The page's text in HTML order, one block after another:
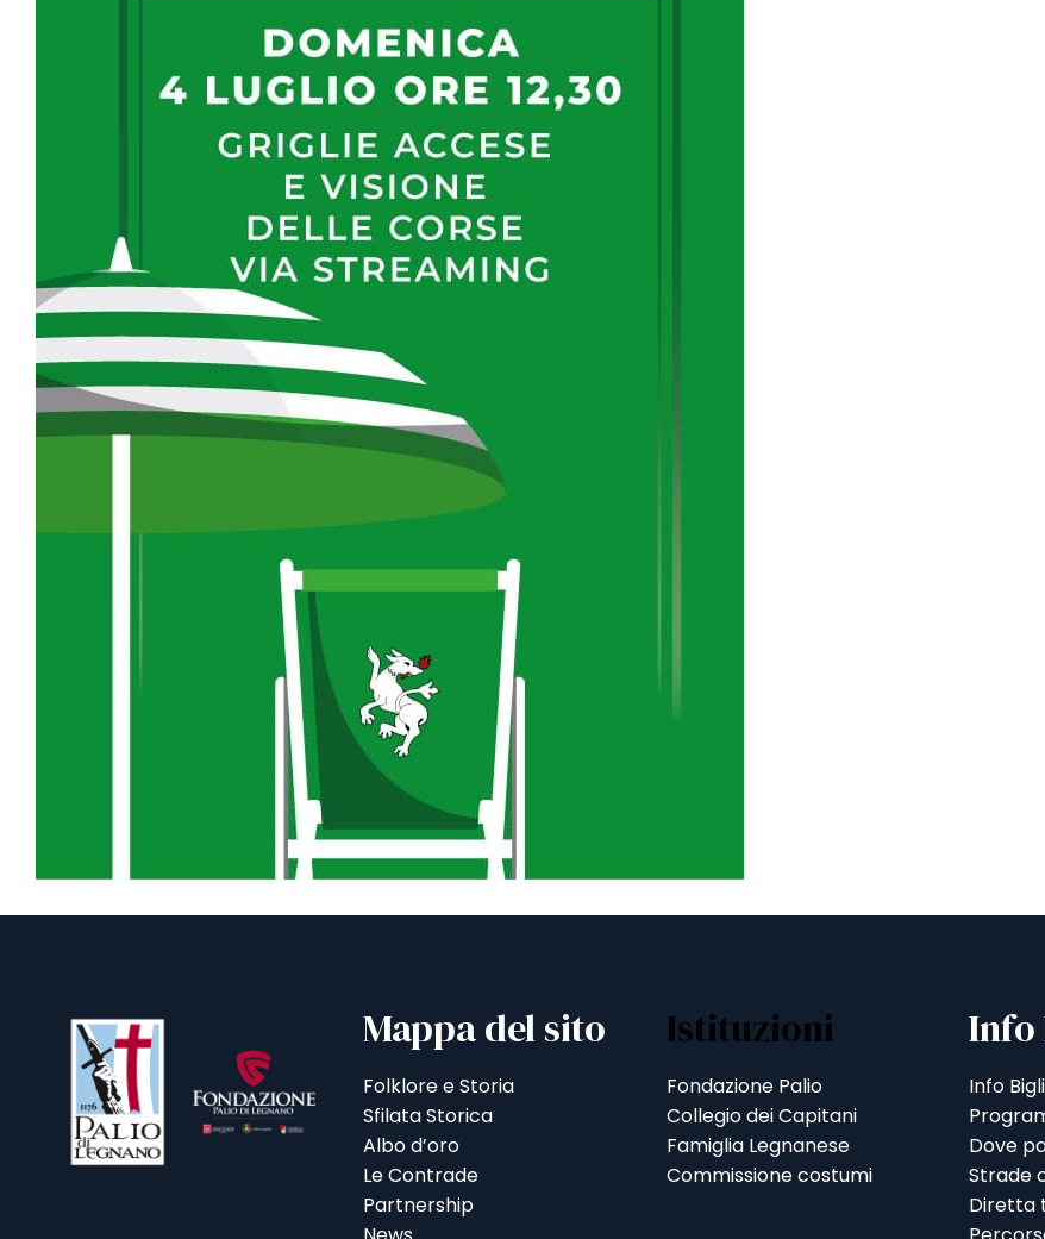
Mappa del sito
Folklore e Storia
Sfilata Storica
Albo d’oro
Le Contrade
Partnership
Istituzioni
Fondazione Palio
Collegio dei Capitani
Famiglia Legnanese
Commissione costumi
Info
Info
Dove
Strade
Diretta